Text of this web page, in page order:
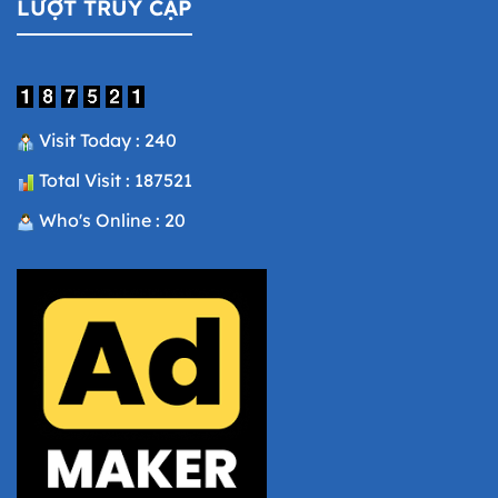
LƯỢT TRUY CẬP
Visit Today : 240
Total Visit : 187521
Who's Online : 20